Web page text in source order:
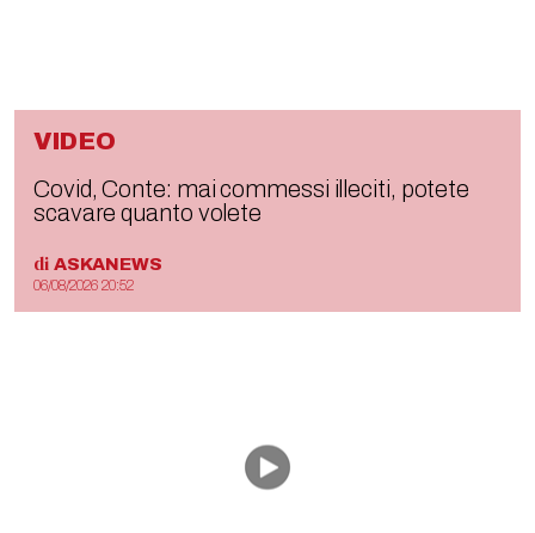
VIDEO
Covid, Conte: mai commessi illeciti, potete
scavare quanto volete
di ASKANEWS
06/08/2026 20:52